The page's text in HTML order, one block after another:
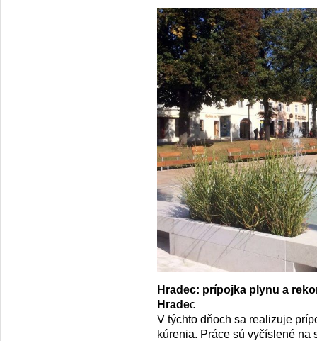
Hradec: prípojka plynu a
Hradec
V týchto dňoch sa realizuje
kúrenia. Práce sú vyčíslené na